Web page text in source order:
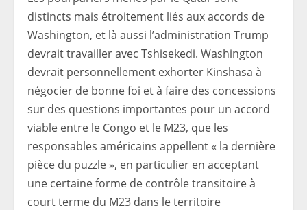
distincts mais étroitement liés aux accords de
Washington, et là aussi l’administration Trump
devrait travailler avec Tshisekedi. Washington
devrait personnellement exhorter Kinshasa à
négocier de bonne foi et à faire des concessions
sur des questions importantes pour un accord
viable entre le Congo et le M23, que les
responsables américains appellent « la dernière
pièce du puzzle », en particulier en acceptant
une certaine forme de contrôle transitoire à
court terme du M23 dans le territoire